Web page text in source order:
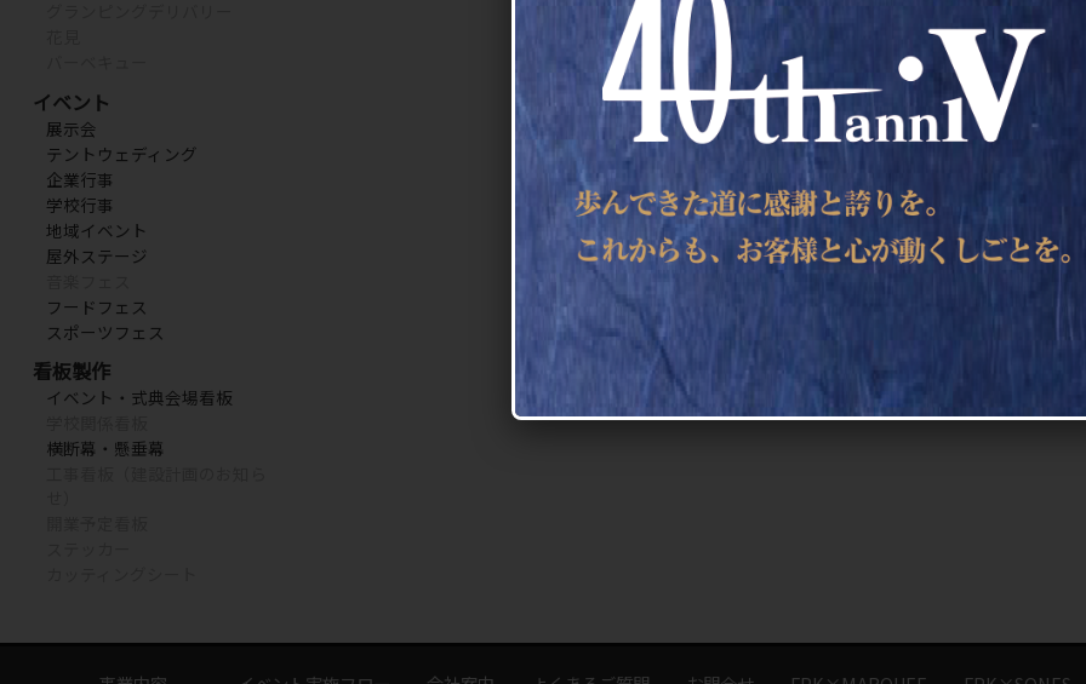
イベント
展示会
テントウェディング
企業行事
学校行事
地域イベント
屋外ステージ
フードフェス
スポーツフェス
看板製作
イベント・式典会場看板
横断幕・懸垂幕